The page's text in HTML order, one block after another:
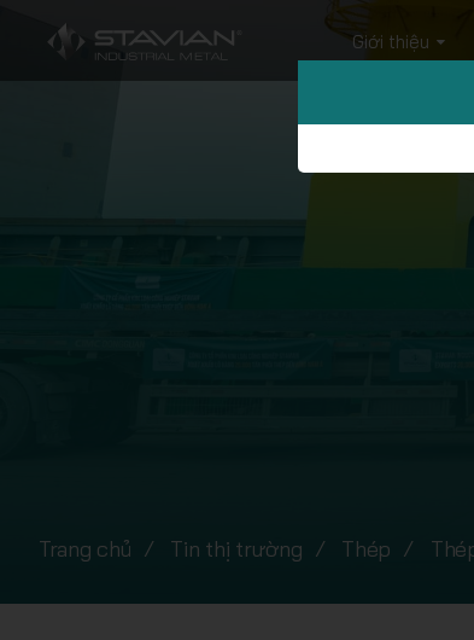
Giới thiệu
Trang chủ Tin thị trường Thép